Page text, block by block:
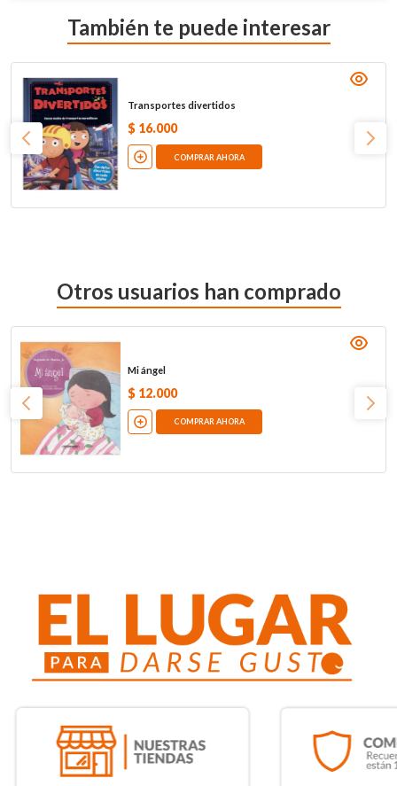
También te puede interesar
Transportes divertidos
$ 16.000
COMPRAR AHORA
Otros usuarios han comprado
Mi ángel
$ 12.000
COMPRAR AHORA